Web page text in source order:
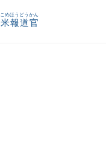
米
こめ
報道
ほうどう
官
かん